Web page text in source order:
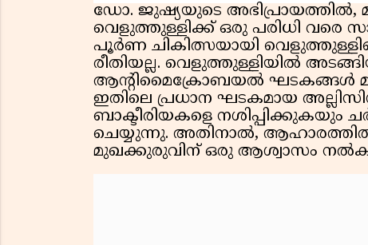
ഡോ. ജുഷ്യയുടെ അഭിപ്രായത്തിൽ,
വെളുത്തുള്ളിക്ക് ഒരു പരിധി വരെ
പൂർണ ചികിത്സയായി
രീതിയല്ല. വെളുത്തുള്ളിയിൽ
ആൻ്റിമൈക്രോബയൽ ഘടകങ്ങൾ
ഇതിലെ പ്രധാന ഘടകമായ
ബാക്ടീരിയകളെ നശിപ്പിക്കുകയും
ചെയ്യുന്നു. അതിനാൽ,
മുഖക്കുരുവിന് ഒരു ആശ്വാസം